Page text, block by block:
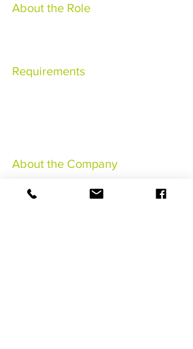
About the Role
Requirements
About the Company